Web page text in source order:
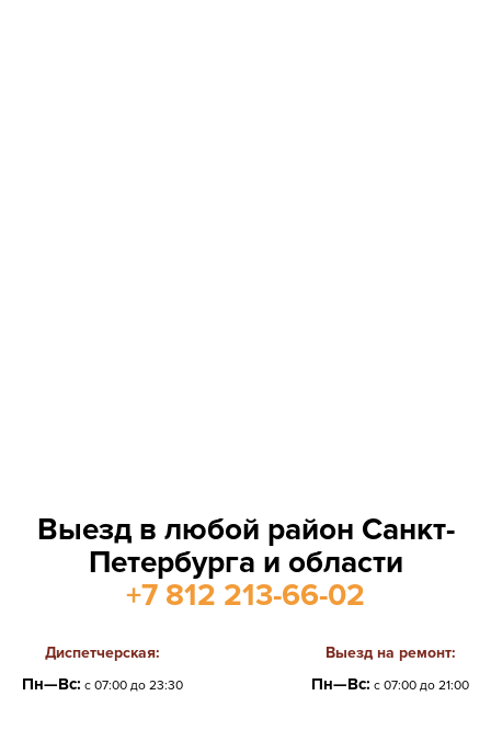
Выезд в любой район Санкт-
Петербурга и области
+7 812 213-66-02
Диспетчерская:
Пн—Вс: с 07:00 до 23:30
Выезд на ремонт:
Пн—Вс: с 07:00 до 21:00